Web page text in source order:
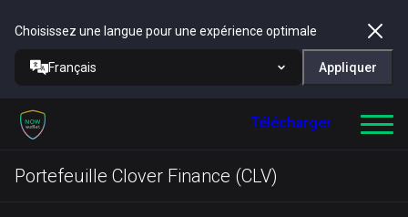
Choisissez une langue pour une expérience optimale
Français Appliquer
Télécharger
Portefeuille Clover Finance (CLV)